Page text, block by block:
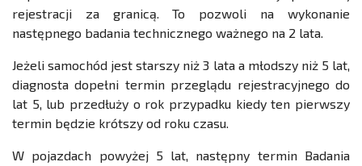
rejestracji za granicą. To pozwoli na wykonanie
następnego badania technicznego ważnego na 2 lata.
Jeżeli samochód jest starszy niż 3 lata a młodszy niż 5 lat,
diagnosta dopełni termin przeglądu rejestracyjnego do
lat 5, lub przedłuży o rok przypadku kiedy ten pierwszy
termin będzie krótszy od roku czasu.
W pojazdach powyżej 5 lat, następny termin Badania